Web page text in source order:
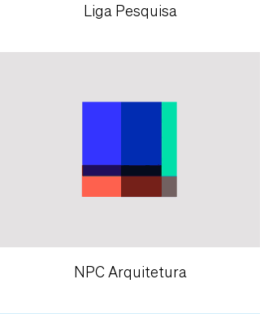
Liga Pesquisa
NPC Arquitetura